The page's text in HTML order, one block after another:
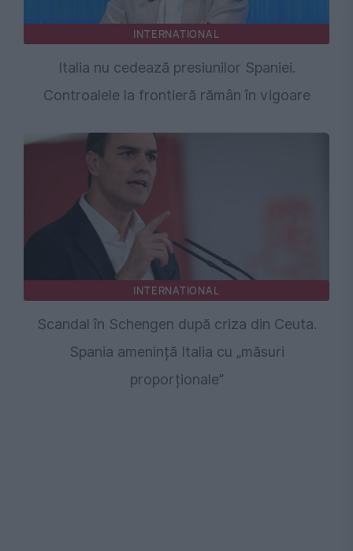
INTERNATIONAL
Italia nu cedează presiunilor Spaniei.
Controalele la frontieră rămân în vigoare
INTERNATIONAL
Scandal în Schengen după criza din Ceuta.
Spania amenință Italia cu „măsuri
proporționale”